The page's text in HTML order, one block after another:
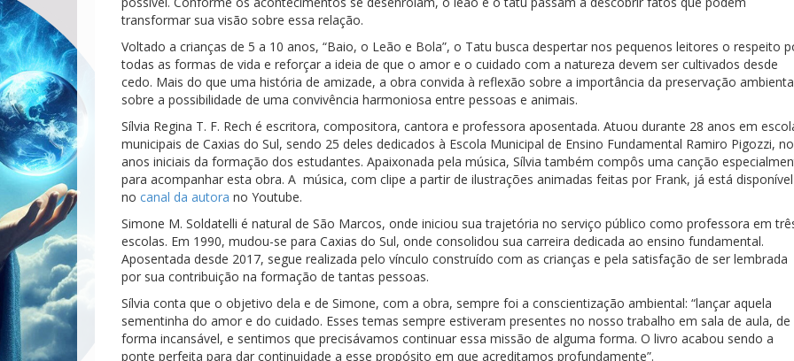
transformar sua visão sobre essa relação.
Voltado a crianças de 5 a 10 anos, “Baio, o Leão e Bola”, o Tatu busca despertar nos pequenos leitores o respeito
todas as formas de vida e reforçar a ideia de que o amor e o cuidado com a natureza devem ser cultivados desde
cedo. Mais do que uma história de amizade, a obra convida à reflexão sobre a importância da preservação
sobre a possibilidade de uma convivência harmoniosa entre pessoas e animais.
Sílvia Regina T. F. Rech é escritora, compositora, cantora e professora aposentada. Atuou durante 28 anos em
municipais de Caxias do Sul, sendo 25 deles dedicados à Escola Municipal de Ensino Fundamental Ramiro Pigozzi,
anos iniciais da formação dos estudantes. Apaixonada pela música, Sílvia também compôs uma canção
para acompanhar esta obra. A música, com clipe a partir de ilustrações animadas feitas por Frank, já está disponível
no canal da autora no Youtube.
Simone M. Soldatelli é natural de São Marcos, onde iniciou sua trajetória no serviço público como professora em
escolas. Em 1990, mudou-se para Caxias do Sul, onde consolidou sua carreira dedicada ao ensino fundamental.
Aposentada desde 2017, segue realizada pelo vínculo construído com as crianças e pela satisfação de ser lembrada
por sua contribuição na formação de tantas pessoas.
Sílvia conta que o objetivo dela e de Simone, com a obra, sempre foi a conscientização ambiental: “lançar aquela
sementinha do amor e do cuidado. Esses temas sempre estiveram presentes no nosso trabalho em sala de aula, de
forma incansável, e sentimos que precisávamos continuar essa missão de alguma forma. O livro acabou sendo a
ponte perfeita para dar continuidade a esse propósito em que acreditamos profundamente”.